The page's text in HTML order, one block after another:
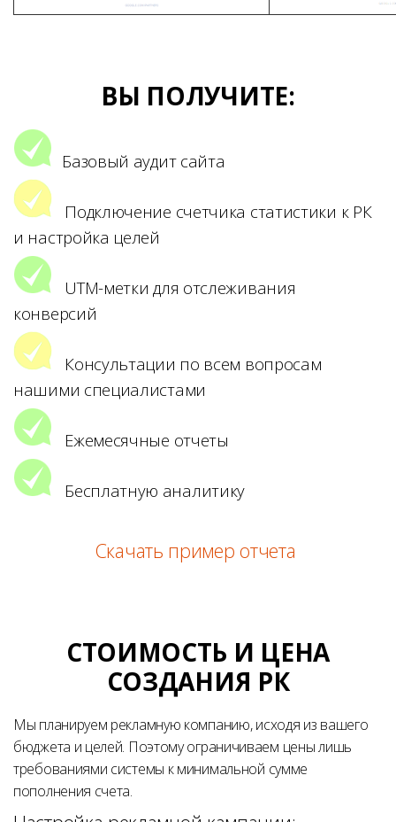
ВЫ ПОЛУЧИТЕ:
Базовый аудит сайта
Подключение счетчика статистики к РК
и настройка целей
UTM-метки для отслеживания
конверсий
Консультации по всем вопросам
нашими специалистами
Ежемесячные отчеты
Бесплатную аналитику
Скачать пример отчета
СТОИМОСТЬ И ЦЕНА
СОЗДАНИЯ РК
Мы планируем рекламную компанию, исходя из вашего
бюджета и целей. Поэтому ограничиваем цены лишь
требованиями системы к минимальной сумме
пополнения счета.